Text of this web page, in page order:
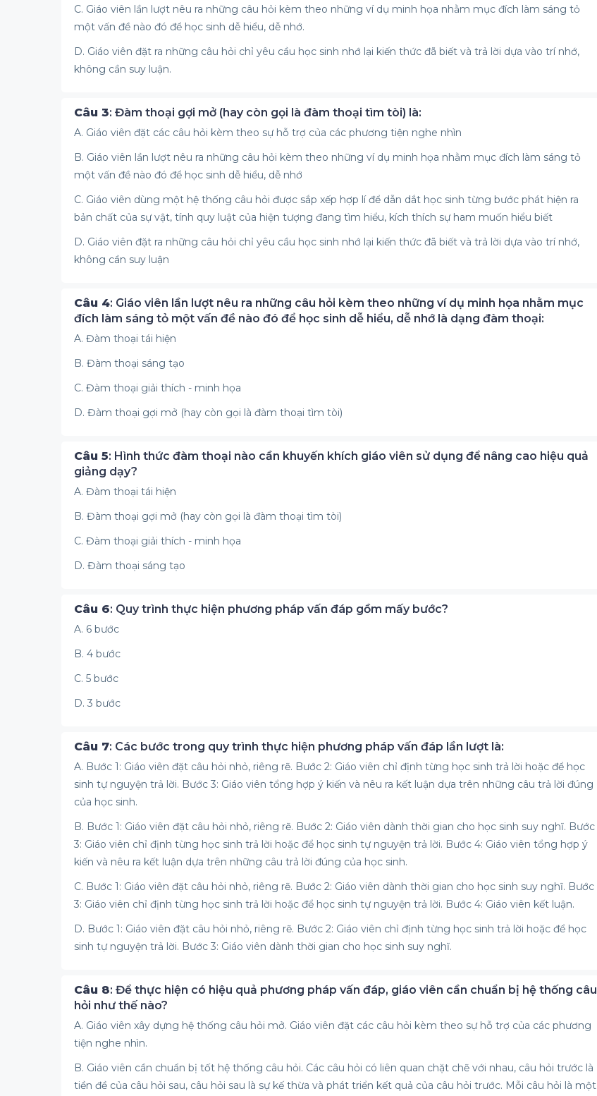
C. Giáo viên lần lượt nêu ra những câu hỏi kèm theo những ví dụ minh họa nhằm mục đích làm sáng tỏ
một vấn đề nào đó để học sinh dễ hiểu, dễ nhớ.
D. Giáo viên đặt ra những câu hỏi chỉ yêu cầu học sinh nhớ lại kiến thức đã biết và trả lời dựa vào trí nhớ,
không cần suy luận.
Câu 3: Đàm thoại gợi mở (hay còn gọi là đàm thoại tìm tòi) là:
A. Giáo viên đặt các câu hỏi kèm theo sự hỗ trợ của các phương tiện nghe nhìn
B. Giáo viên lần lượt nêu ra những câu hỏi kèm theo những ví dụ minh họa nhằm mục đích làm sáng tỏ
một vấn đề nào đó để học sinh dễ hiểu, dễ nhớ
C. Giáo viên dùng một hệ thống câu hỏi được sắp xếp hợp lí để dẫn dắt học sinh từng bước phát hiện ra
bản chất của sự vật, tính quy luật của hiện tượng đang tìm hiểu, kích thích sự ham muốn hiểu biết
D. Giáo viên đặt ra những câu hỏi chỉ yêu cầu học sinh nhớ lại kiến thức đã biết và trả lời dựa vào trí nhớ,
không cần suy luận
Câu 4: Giáo viên lần lượt nêu ra những câu hỏi kèm theo những ví dụ minh họa nhằm mục
đích làm sáng tỏ một vấn đề nào đó để học sinh dễ hiểu, dễ nhớ là dạng đàm thoại:
A. Đàm thoại tái hiện
B. Đàm thoại sáng tạo
C. Đàm thoại giải thích - minh họa
D. Đàm thoại gợi mở (hay còn gọi là đàm thoại tìm tòi)
Câu 5: Hình thức đàm thoại nào cần khuyến khích giáo viên sử dụng để nâng cao hiệu quả
giảng dạy?
A. Đàm thoại tái hiện
B. Đàm thoại gợi mở (hay còn gọi là đàm thoại tìm tòi)
C. Đàm thoại giải thích - minh họa
D. Đàm thoại sáng tạo
Câu 6: Quy trình thực hiện phương pháp vấn đáp gồm mấy bước?
A. 6 bước
B. 4 bước
C. 5 bước
D. 3 bước
Câu 7: Các bước trong quy trình thực hiện phương pháp vấn đáp lần lượt là:
A. Bước 1: Giáo viên đặt câu hỏi nhỏ, riêng rẽ. Bước 2: Giáo viên chỉ định từng học sinh trả lời hoặc để học
sinh tự nguyện trả lời. Bước 3: Giáo viên tổng hợp ý kiến và nêu ra kết luận dựa trên những câu trả lời đúng
của học sinh.
B. Bước 1: Giáo viên đặt câu hỏi nhỏ, riêng rẽ. Bước 2: Giáo viên dành thời gian cho học sinh suy nghĩ. Bước
3: Giáo viên chỉ định từng học sinh trả lời hoặc để học sinh tự nguyện trả lời. Bước 4: Giáo viên tổng hợp ý
kiến và nêu ra kết luận dựa trên những câu trả lời đúng của học sinh.
C. Bước 1: Giáo viên đặt câu hỏi nhỏ, riêng rẽ. Bước 2: Giáo viên dành thời gian cho học sinh suy nghĩ. Bước
3: Giáo viên chỉ định từng học sinh trả lời hoặc để học sinh tự nguyện trả lời. Bước 4: Giáo viên kết luận.
D. Bước 1: Giáo viên đặt câu hỏi nhỏ, riêng rẽ. Bước 2: Giáo viên chỉ định từng học sinh trả lời hoặc để học
sinh tự nguyện trả lời. Bước 3: Giáo viên dành thời gian cho học sinh suy nghĩ.
Câu 8: Để thực hiện có hiệu quả phương pháp vấn đáp, giáo viên cần chuẩn bị hệ thống câu
hỏi như thế nào?
A. Giáo viên xây dựng hệ thống câu hỏi mở. Giáo viên đặt các câu hỏi kèm theo sự hỗ trợ của các phương
tiện nghe nhìn.
B. Giáo viên cần chuẩn bị tốt hệ thống câu hỏi. Các câu hỏi có liên quan chặt chẽ với nhau, câu hỏi trước là
tiền đề của câu hỏi sau, câu hỏi sau là sự kế thừa và phát triển kết quả của câu hỏi trước. Mỗi câu hỏi là một